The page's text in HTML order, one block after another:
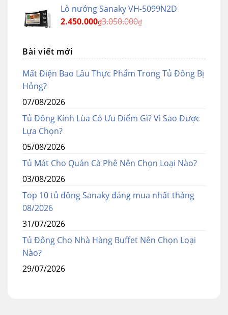
Lò nướng Sanaky VH-5099N2D
2.450.000₫3.050.000₫
Bài viết mới
Mất Điện Bao Lâu Thực Phẩm Trong Tủ Đông Bị
Hỏng?
07/08/2026
Tủ Đông Kính Lùa Có Ưu Điểm Gì? Vì Sao Được
Lựa Chọn?
05/08/2026
Tủ Mát Cho Quán Cà Phê Nên Chọn Loại Nào?
03/08/2026
Top 10 tủ đông Sanaky đáng mua nhất tháng
08/2026
31/07/2026
Tủ Đông Cho Nhà Hàng Buffet Nên Chọn Loại
Nào?
29/07/2026